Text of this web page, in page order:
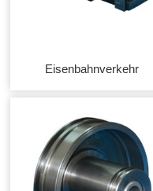
Eisenbahnverkehr